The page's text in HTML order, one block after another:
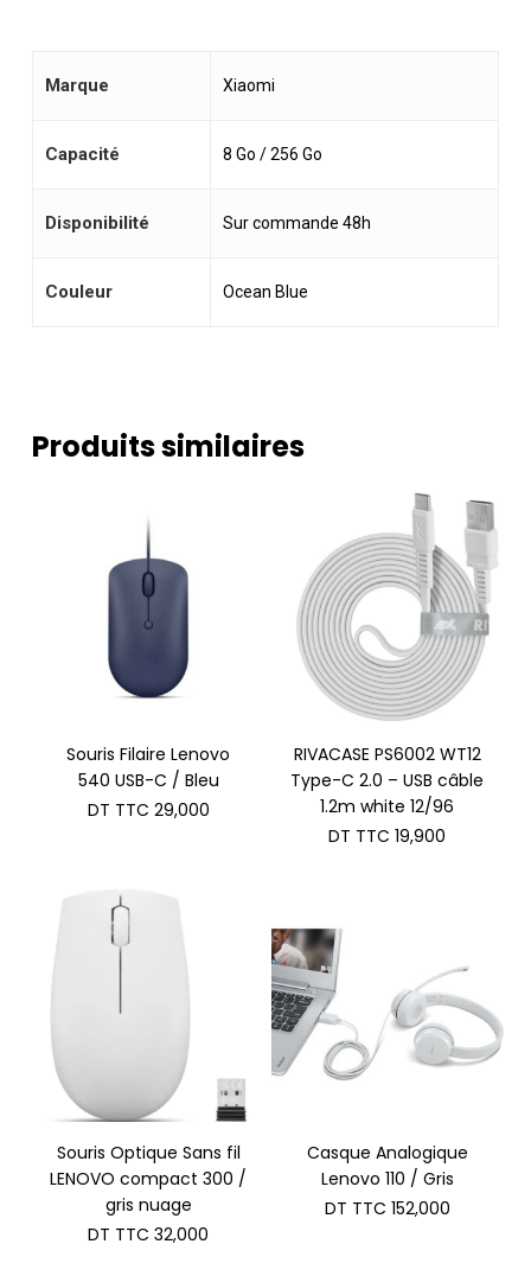
Marque Xiaomi
Capacité 8 Go / 256 Go
Disponibilité Sur commande 48h
Couleur Ocean Blue
Produits similaires
Souris Filaire Lenovo
540 USB-C / Bleu
DT TTC 29,000
RIVACASE PS6002 WT12
Type-C 2.0 – USB câble
1.2m white 12/96
DT TTC 19,900
Souris Optique Sans fil
LENOVO compact 300 /
gris nuage
DT TTC 32,000
Casque Analogique
Lenovo 110 / Gris
DT TTC 152,000